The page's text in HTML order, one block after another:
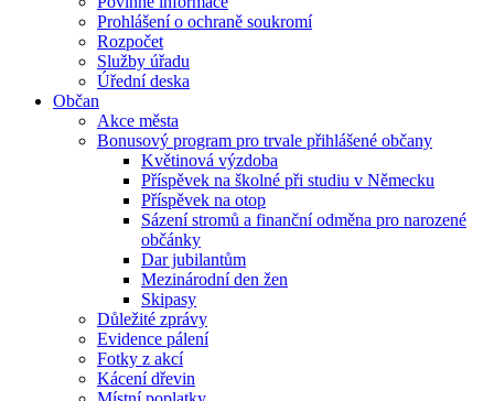
Prohlášení o ochraně soukromí
Rozpočet
Služby úřadu
Úřední deska
Občan
Akce města
Bonusový program pro trvale přihlášené občany
Květinová výzdoba
Příspěvek na školné při studiu v Německu
Příspěvek na otop
Sázení stromů a finanční odměna pro narozené
občánky
Dar jubilantům
Mezinárodní den žen
Skipasy
Důležité zprávy
Evidence pálení
Fotky z akcí
Kácení dřevin